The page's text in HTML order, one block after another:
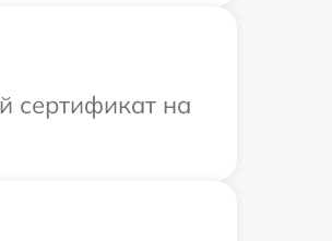
сертификат на